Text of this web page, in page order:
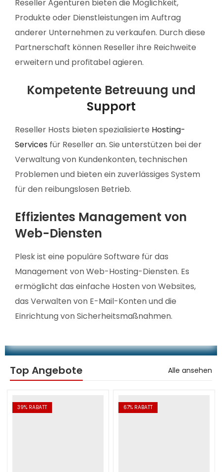
Reseller Agenturen bieten die Möglichkeit,
Produkte oder Dienstleistungen im Auftrag
anderer Unternehmen zu verkaufen. Durch diese
Partnerschaft können Reseller ihre Reichweite
erweitern und profitabel agieren.
Kompetente Betreuung und
Support
Reseller Hosts bieten spezialisierte Hosting-
Services für Reseller an. Sie unterstützen bei der
Verwaltung von Kundenkonten, technischen
Problemen und bieten ein zuverlässiges System
für den reibungslosen Betrieb.
Effizientes Management von
Web-Diensten
Plesk ist eine populäre Software für das
Management von Web-Hosting-Diensten. Es
ermöglicht das einfache Hosten von Websites,
das Verwalten von E-Mail-Konten und die
Einrichtung von Sicherheitsmaßnahmen.
Top Angebote Alle ansehen
39% RABATT 67% RABATT